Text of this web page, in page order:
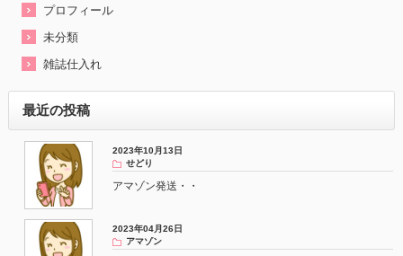
プロフィール
未分類
雑誌仕入れ
最近の投稿
2023年10月13日
せどり
アマゾン発送・・
2023年04月26日
アマゾン